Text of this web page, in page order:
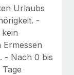
Team mit
KI-basierte
Urlaubs
-
- Nach 0 bis